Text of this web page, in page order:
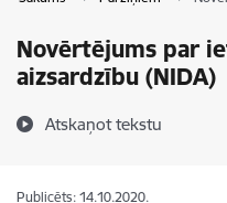
Novērtējums par
aizsardzību (NIDA)
Atskaņot tekstu
Publicēts: 14.10.2020.